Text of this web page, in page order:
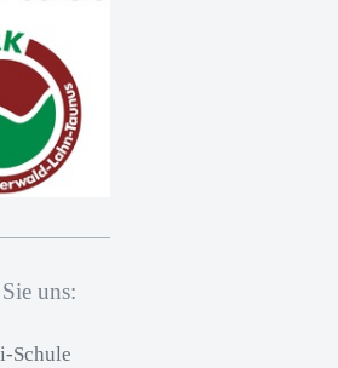
uns:
Schule